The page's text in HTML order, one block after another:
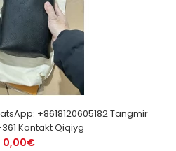
+8618120605182 Tangmir
Kontakt Qiqiyg
0,00€